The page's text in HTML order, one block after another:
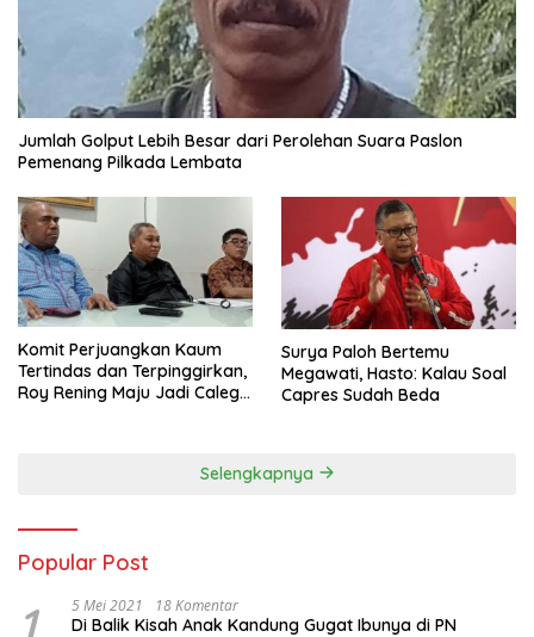
Jumlah Golput Lebih Besar dari Perolehan Suara Paslon
Pemenang Pilkada Lembata
Komit Perjuangkan Kaum
Tertindas dan Terpinggirkan,
Roy Rening Maju Jadi Caleg
Surya Paloh Bertemu
Megawati, Hasto: Kalau Soal
Capres Sudah Beda
Selengkapnya
Popular Post
1 5 Mei 2021 18 Komentar
Di Balik Kisah Anak Kandung Gugat Ibunya di PN